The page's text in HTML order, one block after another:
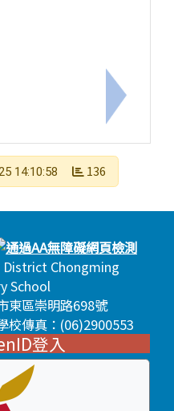
定於7/1生效，臺南市政府
下一筆：
14:10:58 136
District Chongming
School
東區崇明路698號
校傳真：(06)2900553
登入